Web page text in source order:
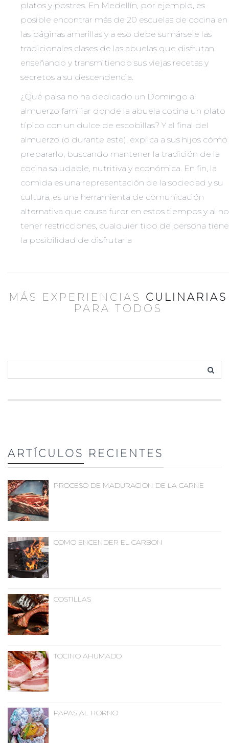
platos y postres. En Medellín, por ejemplo, es
posible encontrar más de 20 escuelas de cocina en
las páginas amarillas y a eso debe sumársele las
tradicionales clases de las abuelas que disfrutan
enseñando y transmitiendo sus viejas recetas y
secretos a su descendencia.
¿Qué paisa no ha dedicado un Domingo al
almuerzo familiar donde la abuela cocina un plato
típico con un dulce de escobillas? Y al final del
almuerzo (o durante este), explica a sus hijos cómo
prepararlo, buscando mantener la tradición de la
cocina saludable, nutritiva y económica. En fin, la
comida es una representación de la sociedad y su
cultura, es una herramienta de comunicación
alternativa que causa furor en estos tiempos y al no
tener restricciones, cualquier tipo de persona tiene
la posibilidad de disfrutarla
MÁS EXPERIENCIAS CULINARIAS
PARA TODOS
ARTÍCULOS RECIENTES
PROCESO DE MADURACION DE LA CARNE
COMO ENCENDER EL CARBON
COSTILLAS
TOCINO AHUMADO
PAPAS AL HORNO